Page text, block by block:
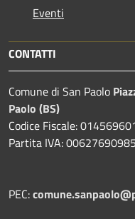
Eventi
CONTATTI
Comune di San Paolo
Paolo (BS)
Codice Fiscale:
Partita IVA: 00627690985
PEC: